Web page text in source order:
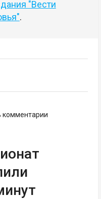
"Вести
.
комментарии